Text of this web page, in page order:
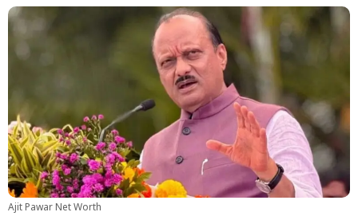
Ajit Pawar Net Worth